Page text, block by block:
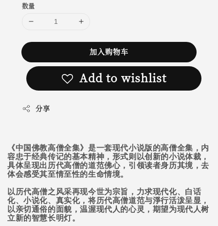
数量
加入购物车
Add to wishlist
分享
《中国佛教高僧全集》是一套现代小说版的高僧全集，内
容忠于经典传记的基本精神，形式则以创新的小说体裁，
具体呈现出历代高僧的道范佛心，引领读者身历其境，去
体会感受其至情至性的生命情境。
以历代高僧之风采再现今世为宗旨，力求现代化、白话
化、小说化、真实化，将历代高僧道范与淨行活泼呈显，
以亲切通俗的面貌，温渥现代人的心灵，期望为现代人树
立新的智慧长明灯。